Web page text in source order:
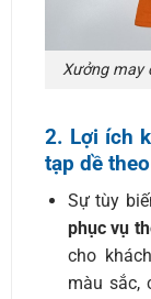
Xưởng may
2. Lợi ích
tạp dề
Sự tùy
phục vụ
cho
màu sắc,